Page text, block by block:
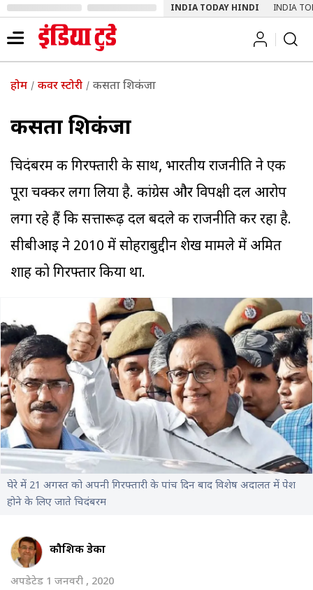
INDIA TODAY HINDI INDIA
होम कवर स्टोरी कसता शिकंजा
कसता शिकंजा
चिदंबरम की गिरफ्तारी के साथ, भारतीय राजनीति ने एक
पूरा चक्कर लगा लिया है. कांग्रेस और विपक्षी दल आरोप
लगा रहे हैं कि सत्तारूढ़ दल बदले की राजनीति कर रहा है.
सीबीआइ ने 2010 में सोहराबुद्दीन शेख मामले में अमित
शाह को गिरफ्तार किया था.
घेरे में 21 अगस्त को अपनी गिरफ्तारी के पांच दिन बाद विशेष अदालत में पेश
होने के लिए जाते चिदंबरम
कौशिक डेका
अपडेटेड 1 जनवरी , 2020